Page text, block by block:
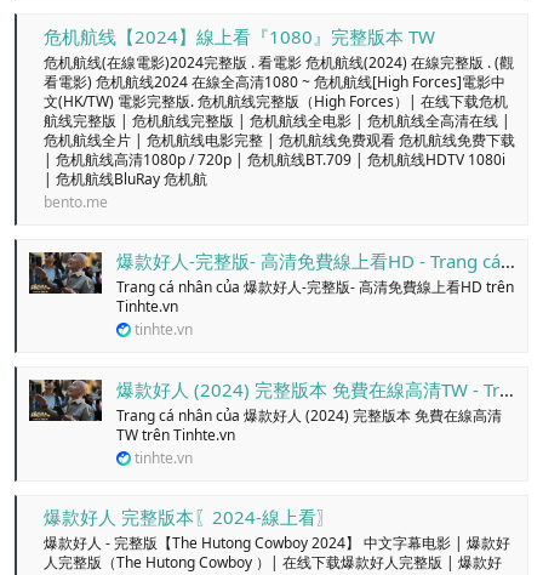
危机航线【2024】線上看『1080』完整版本 TW
危机航线(在線電影)2024完整版 . 看電影 危机航线(2024) 在線完整版 . (觀
看電影) 危机航线2024 在線全高清1080 ~ 危机航线[High Forces]電影中
文(HK/TW) 電影完整版. 危机航线完整版（High Forces）| 在线下载危机
航线完整版 | 危机航线完整版 | 危机航线全电影 | 危机航线全高清在线 |
危机航线全片 | 危机航线电影完整 | 危机航线免费观看 危机航线免费下载
| 危机航线高清1080p / 720p | 危机航线BT.709 | 危机航线HDTV 1080i
| 危机航线BluRay 危机航
bento.me
爆款好人-完整版- 高清免費線上看HD - Trang cá nhân
Trang cá nhân của 爆款好人-完整版- 高清免費線上看HD trên
Tinhte.vn
tinhte.vn
爆款好人 (2024) 完整版本 免費在線高清TW - Trang cá nhân
Trang cá nhân của 爆款好人 (2024) 完整版本 免費在線高清
TW trên Tinhte.vn
tinhte.vn
爆款好人 完整版本〖2024-線上看〗
爆款好人 - 完整版【The Hutong Cowboy 2024】 中文字幕电影 | 爆款好
人完整版（The Hutong Cowboy ）| 在线下载爆款好人完整版 | 爆款好